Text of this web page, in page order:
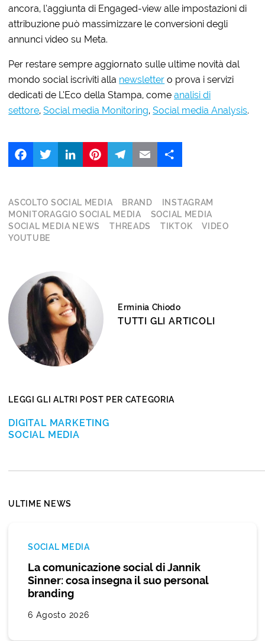
ancora, l’aggiunta di Engaged-view alle impostazioni di
attribuzione può massimizzare le conversioni degli
annunci video su Meta.
Per restare sempre aggiornato sulle ultime novità dal
mondo social iscriviti alla newsletter o prova i servizi
dedicati de L’Eco della Stampa, comeanalisi di
settore,Social media Monitoring,Social media Analysis.
FacebookTwitter LinkedIn
ASCOLTO SOCIAL MEDIA BRAND
INSTAGRAM
MONITORAGGIO SOCIAL MEDIA
SOCIAL MEDIA
SOCIAL MEDIA NEWS
THREADS TIKTOK
VIDEO
YOUTUBE
Erminia Chiodo
TUTTI GLI ARTICOLI
LEGGI GLI ALTRI POST PER CATEGORIA
DIGITAL MARKETING
SOCIAL MEDIA
ULTIME NEWS
SOCIAL MEDIA
La comunicazione social di Jannik
Sinner: cosa insegna il suo personal
branding
6 Agosto 2026